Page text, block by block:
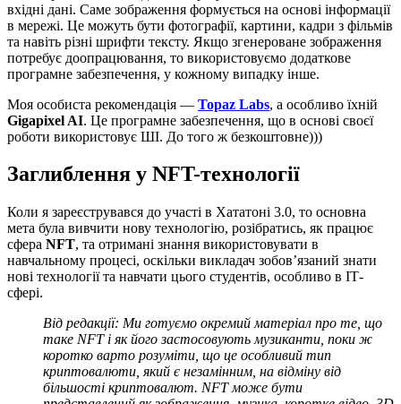
вхідні дані. Саме зображення формується на основі інформації
в мережі. Це можуть бути фотографії, картини, кадри з фільмів
та навіть різні шрифти тексту. Якщо згенероване зображення
потребує доопрацювання, то використовуємо додаткове
програмне забезпечення, у кожному випадку інше.
Моя особиста рекомендація — Topaz Labs, а особливо їхній
Gigapixel AI. Це програмне забезпечення, що в основі своєї
роботи використовує ШІ. До того ж безкоштовне)))
Заглиблення у NFT-технології
Коли я зареєструвався до участі в Хататоні 3.0, то основна
мета була вивчити нову технологію, розібратись, як працює
сфера NFT, та отримані знання використовувати в
навчальному процесі, оскільки викладач зобов’язаний знати
нові технології та навчати цього студентів, особливо в ІТ-
сфері.
Від редакції: Ми готуємо окремий матеріал про те, що
таке NFT і як його застосовують музиканти, поки ж
коротко варто розуміти, що це особливий тип
криптовалюти, який є незамінним, на відміну від
більшості криптовалют. NFT може бути